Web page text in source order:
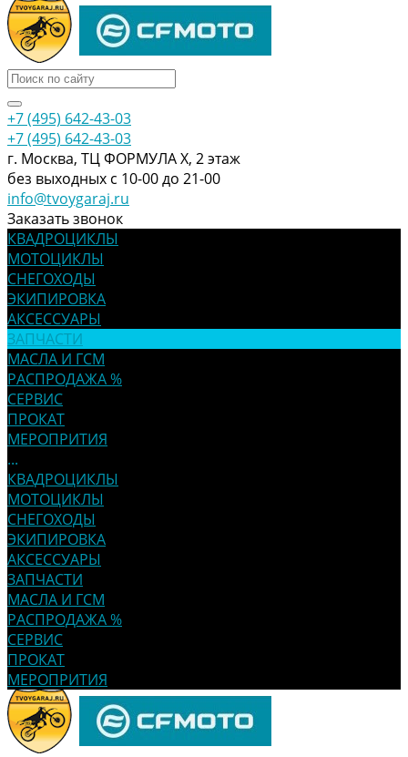
+7 (495) 642-43-03
+7 (495) 642-43-03
г. Москва, ТЦ ФОРМУЛА Х, 2 этаж
без выходных с 10-00 до 21-00
info@tvoygaraj.ru
Заказать звонок
КВАДРОЦИКЛЫ
МОТОЦИКЛЫ
СНЕГОХОДЫ
ЭКИПИРОВКА
АКСЕССУАРЫ
ЗАПЧАСТИ
МАСЛА И ГСМ
РАСПРОДАЖА %
СЕРВИС
ПРОКАТ
МЕРОПРИТИЯ
...
КВАДРОЦИКЛЫ
МОТОЦИКЛЫ
СНЕГОХОДЫ
ЭКИПИРОВКА
АКСЕССУАРЫ
ЗАПЧАСТИ
МАСЛА И ГСМ
РАСПРОДАЖА %
СЕРВИС
ПРОКАТ
МЕРОПРИТИЯ